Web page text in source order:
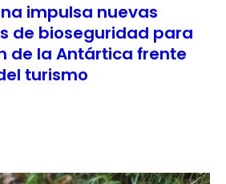
impulsa nuevas
de bioseguridad para
de la Antártica frente
turismo